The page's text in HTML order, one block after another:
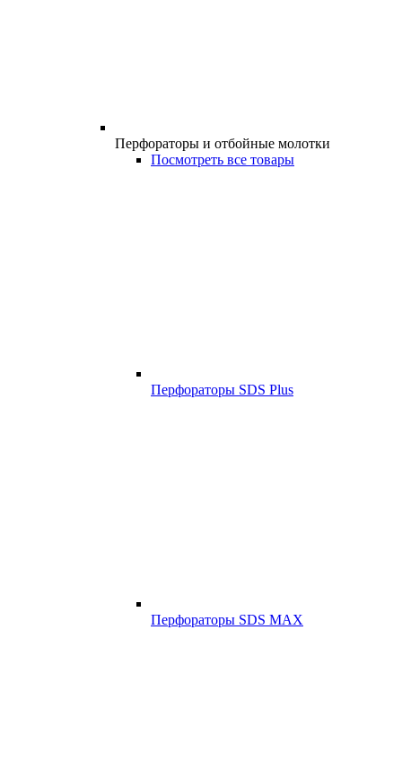
Перфораторы и отбойные молотки
Посмотреть все товары
Перфораторы SDS Plus
Перфораторы SDS MAX